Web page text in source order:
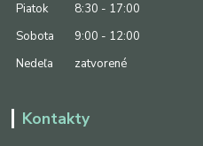
Piatok
8:30 - 17:00
Sobota
9:00 - 12:00
Nedeľa
zatvorené
Kontakty